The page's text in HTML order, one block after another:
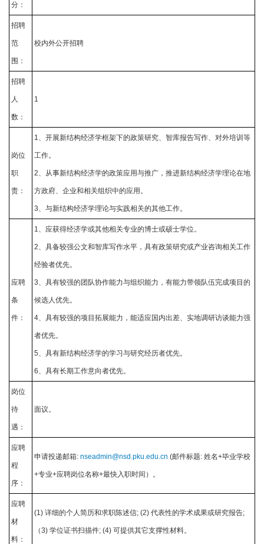
分：
招聘
范
围：
校内外公开招聘
招聘
人
数：
1
岗位
职
责：
1、开展新结构经济学框架下的政策研究、智库报告写作、对外培训等
工作。
2、从事新结构经济学的政策应用与推广，推进新结构经济学理论在地
方政府、企业和相关组织中的应用。
3、与新结构经济学理论与实践相关的其他工作。
应聘
条
件：
1、应获得经济学或其他相关专业的博士或硕士学位。
2、具备较强公文和智库写作水平，具有政策研究或产业咨询相关工作
经验者优先。
3、具有较强的团队协作能力与组织能力，有能力带领队伍完成项目的
候选人优先。
4、具有较强的项目拓展能力，能适应国内出差、实地调研访谈能力强
者优先。
5、具有新结构经济学的学习与研究经历者优先。
6、具有长期工作意向者优先。
岗位
待
遇：
面议。
应聘
程
序：
申请投递邮箱: nseadmin@nsd.pku.edu.cn (邮件标题: 姓名+毕业学校
+专业+应聘岗位名称+最快入职时间）。
应聘
材
料：
(1) 详细的个人简历和求职陈述信; (2) 代表性的学术成果或研究报告;
（3) 学位证书扫描件; (4) 可提供其它支撑性材料。